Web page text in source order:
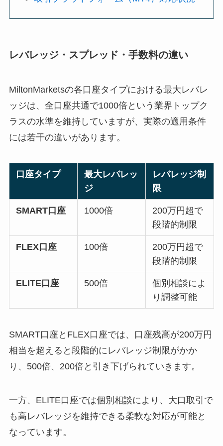
レバレッジ・スプレッド・手数料の違い
MiltonMarketsの各口座タイプにおける最大レバレ
ッジは、全口座共通で1000倍という業界トップク
ラスの水準を維持していますが、実際の適用条件
には若干の違いがあります。
口座タイプ
最大レバレッ
ジ
レバレッジ制
限
SMART口座 1000倍
200万円超で
段階的制限
FLEX口座 100倍
200万円超で
段階的制限
ELITE口座 500倍
個別相談によ
り調整可能
SMART口座とFLEX口座では、口座残高が200万円
相当を超えると段階的にレバレッジ制限がかか
り、500倍、200倍と引き下げられていきます。
一方、ELITE口座では個別相談により、大口取引で
も高レバレッジを維持できる柔軟な対応が可能と
なっています。